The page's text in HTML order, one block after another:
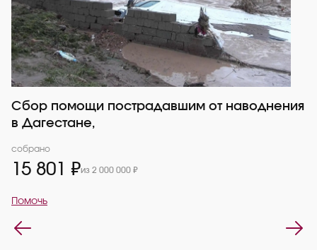
Сбор помощи пострадавшим от наводнения
в Дагестане,
собрано
15 801 ₽из 2 000 000 ₽
Помочь